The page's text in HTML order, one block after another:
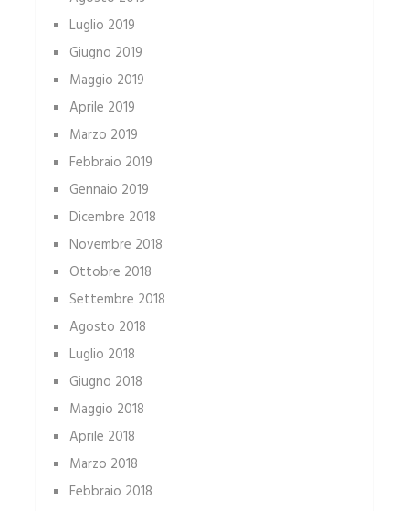
Luglio 2019
Giugno 2019
Maggio 2019
Aprile 2019
Marzo 2019
Febbraio 2019
Gennaio 2019
Dicembre 2018
Novembre 2018
Ottobre 2018
Settembre 2018
Agosto 2018
Luglio 2018
Giugno 2018
Maggio 2018
Aprile 2018
Marzo 2018
Febbraio 2018